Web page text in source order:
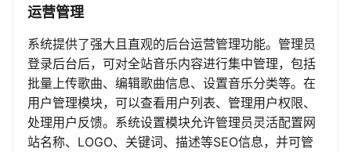
运营管理
系统提供了强大且直观的后台运营管理功能。管理员
登录后台后，可对全站音乐内容进行集中管理，包括
批量上传歌曲、编辑歌曲信息、设置音乐分类等。在
用户管理模块，可以查看用户列表、管理用户权限、
处理用户反馈。系统设置模块允许管理员灵活配置网
站名称、LOGO、关键词、描述等SEO信息，并可管